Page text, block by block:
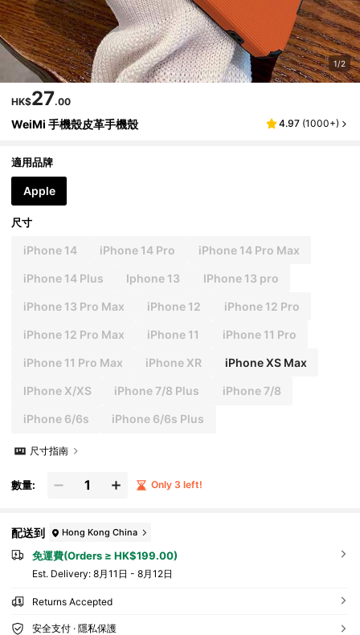
1/2
HK$27.00
WeiMi 手機殼皮革手機殼 4.97 (1000+)
適用品牌
Apple
尺寸
iPhone 14 iPhone 14 Pro iPhone 14 Pro Max
iPhone 14 Plus Iphone 13 IPhone 13 pro
iPhone 13 Pro Max iPhone 12 iPhone 12 Pro
iPhone 12 Pro Max iPhone 11 iPhone 11 Pro
iPhone 11 Pro Max iPhone XR iPhone XS Max
IPhone X/XS iPhone 7/8 Plus iPhone 7/8
iPhone 6/6s iPhone 6/6s Plus
尺寸指南
數量: Only 3 left!
配送到 Hong Kong China
免運費(Orders ≥ HK$199.00)
​Est. Delivery: 8月11日 - 8月12日
Returns Accepted
安全支付 · 隱私保護